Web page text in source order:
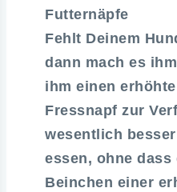
Futternäpfe
Fehlt Deinem
dann mach es
ihm einen
Fressnapf zur
wesentlich
essen, ohne
Beinchen einer